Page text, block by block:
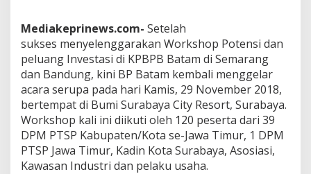
r
o
r
k
s
h
o
p
d
S
Mediakeprinews.com- Setelah
sukses menyelenggarakan Workshop Potensi dan
peluang Investasi di KPBPB Batam di Semarang
dan Bandung, kini BP Batam kembali menggelar
acara serupa pada hari Kamis, 29 November 2018,
bertempat di Bumi Surabaya City Resort, Surabaya.
Workshop kali ini diikuti oleh 120 peserta dari 39
DPM PTSP Kabupaten/Kota se-Jawa Timur, 1 DPM
PTSP Jawa Timur, Kadin Kota Surabaya, Asosiasi,
Kawasan Industri dan pelaku usaha.